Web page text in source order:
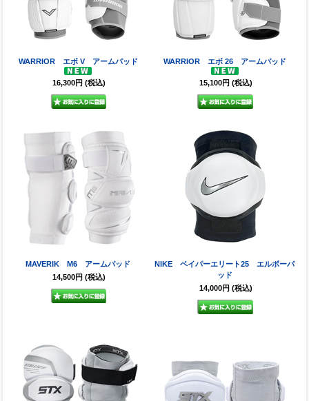
WARRIOR エボ V アームパッド
16,300円 (税込)
WARRIOR エボ 26 アームパッド
15,100円 (税込)
MAVERIK M6 アームパッド
14,500円 (税込)
NIKE ベイパーエリート25 エルボーパ
ッド
14,000円 (税込)